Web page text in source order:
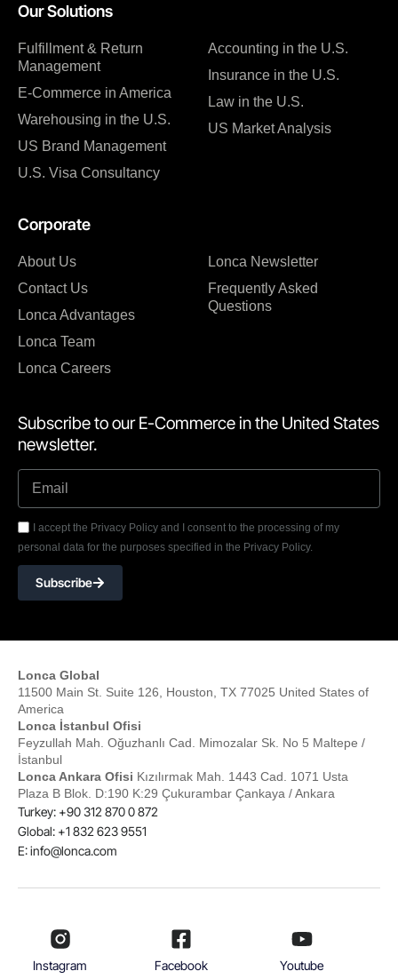
Our Solutions
Fulfillment & Return
Management
E-Commerce in America
Warehousing in the U.S.
US Brand Management
U.S. Visa Consultancy
Accounting in the U.S.
Insurance in the U.S.
Law in the U.S.
US Market Analysis
Corporate
About Us
Contact Us
Lonca Advantages
Lonca Team
Lonca Careers
Lonca Newsletter
Frequently Asked
Questions
Subscribe to our E-Commerce in the United States
newsletter.
I accept the Privacy Policy and I consent to the processing of my
personal data for the purposes specified in the Privacy Policy.
Subscribe
Lonca Global
11500 Main St. Suite 126, Houston, TX 77025 United States of
America
Lonca İstanbul Ofisi
Feyzullah Mah. Oğuzhanlı Cad. Mimozalar Sk. No 5 Maltepe /
İstanbul
Lonca Ankara Ofisi Kızılırmak Mah. 1443 Cad. 1071 Usta
Plaza B Blok. D:190 K:29 Çukurambar Çankaya / Ankara
Turkey: +90 312 870 0 872
Global: +1 832 623 9551
E:info@lonca.com
Instagram Facebook Youtube